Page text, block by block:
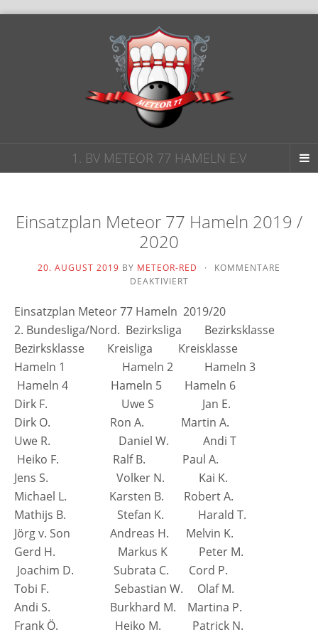
1. BV METEOR 77 HAMELN E.V
Einsatzplan Meteor 77 Hameln 2019 /
2020
20. AUGUST 2019 BY METEOR-RED ·
KOMMENTARE
DEAKTIVIERTFÜR
METEOR
HAMELN
2019
2020
Einsatzplan Meteor 77 Hameln 2019/20
2. Bundesliga/Nord. Bezirksliga Bezirksklasse
Bezirksklasse Kreisliga Kreisklasse
Hameln 1 Hameln 2 Hameln 3
Hameln 4 Hameln 5 Hameln 6
Dirk F. Uwe S Jan E.
Dirk O. Ron A. Martin A.
Uwe R. Daniel W. Andi T
Heiko F. Ralf B. Paul A.
Jens S. Volker N. Kai K.
Michael L. Karsten B. Robert A.
Mathijs B. Stefan K. Harald T.
Jörg v. Son Andreas H. Melvin K.
Gerd H. Markus K Peter M.
Joachim D. Subrata C. Cord P.
Tobi F. Sebastian W. Olaf M.
Andi S. Burkhard M. Martina P.
Frank Ö. Heiko M. Patrick N.